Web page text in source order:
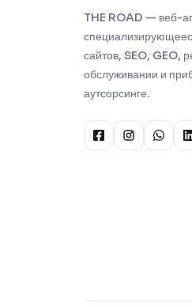
THE ROAD — веб-
сайтов, SEO, GEO,
обслуживании и
аутсорсинге.